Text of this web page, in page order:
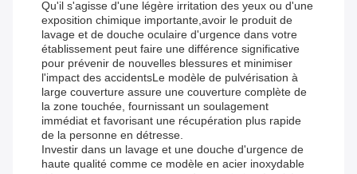
Qu'il s'agisse d'une légère irritation des yeux ou d'une
exposition chimique importante,avoir le produit de
lavage et de douche oculaire d'urgence dans votre
établissement peut faire une différence significative
pour prévenir de nouvelles blessures et minimiser
l'impact des accidentsLe modèle de pulvérisation à
large couverture assure une couverture complète de
la zone touchée, fournissant un soulagement
immédiat et favorisant une récupération plus rapide
de la personne en détresse.
Investir dans un lavage et une douche d'urgence de
haute qualité comme ce modèle en acier inoxydable